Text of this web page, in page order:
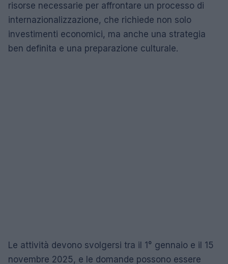
risorse necessarie per affrontare un processo di
internazionalizzazione, che richiede non solo
investimenti economici, ma anche una strategia
ben definita e una preparazione culturale.
Le attività devono svolgersi tra il 1° gennaio e il 15
novembre 2025, e le domande possono essere